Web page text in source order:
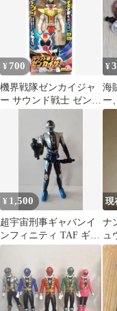
¥ 700
機界戦隊ゼンカイジャ
ー サウンド戦士 ゼンカ
¥
海
ー
ャ
¥ 1,500
超宇宙刑事ギャバンイ
ンフィニティ TAF ギャ
バンブシドー フィギュ
現
ナ
ュ
ニ